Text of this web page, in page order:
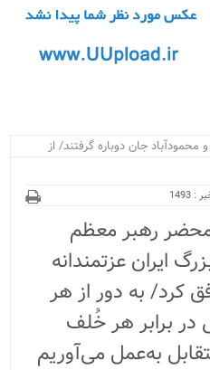
محمودآباد جان دوباره گرفتند/ از
1493
محضر رهبر معظم
ایران عزتمندانه
کرد/ به دور از هر
در برابر هر خُلف
به‌عمل می‌آوریم